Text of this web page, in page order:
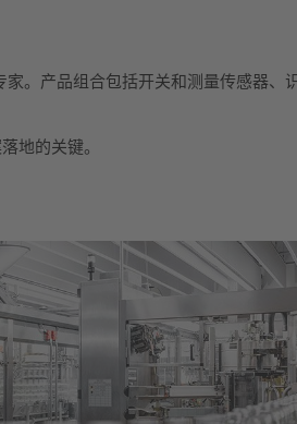
。产品组合包括开关和测量传感器、
地的关键。